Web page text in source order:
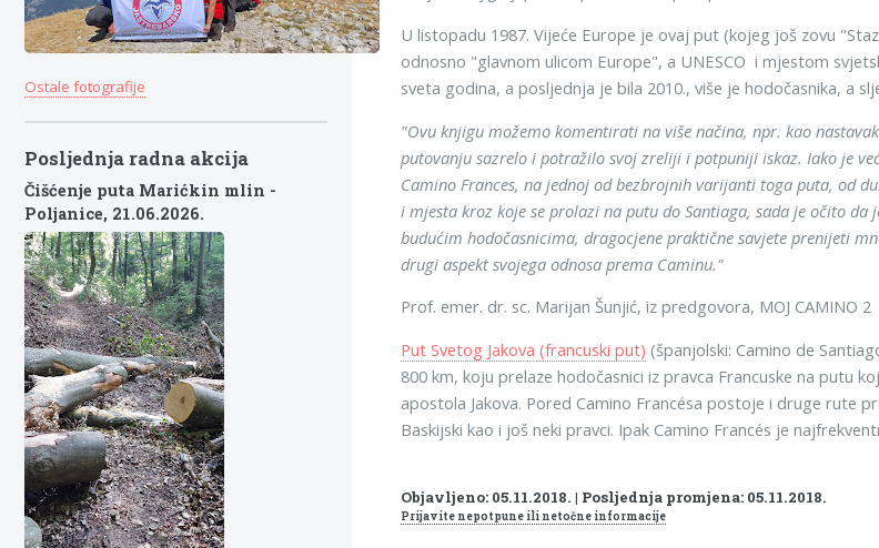
U listopadu 1987. Vijeće Europe je ovaj put (kojeg još zovu
odnosno "glavnom ulicom Europe", a UNESCO i mjestom
sveta godina, a posljednja je bila 2010., više je hodočasnika, a
"Ovu knjigu možemo komentirati na više načina, npr. kao
putovanju sazrelo i potražilo svoj zreliji i potpuniji iskaz. Iako je
Camino Frances, na jednoj od bezbrojnih varijanti toga puta, od
i mjesta kroz koje se prolazi na putu do Santiaga, sada je očito
budućim hodočasnicima, dragocjene praktične savjete prenijeti
drugi aspekt svojega odnosa prema Caminu."
Prof. emer. dr. sc. Marijan Šunjić, iz predgovora, MOJ CAMINO 2
Put Svetog Jakova (francuski put) (španjolski: Camino de
800 km, koju prelaze hodočasnici iz pravca Francuske na putu
apostola Jakova. Pored Camino Francésa postoje i druge rute
Baskijski kao i još neki pravci. Ipak Camino Francés je
Objavljeno: 05.11.2018. | Posljednja promjena: 05.11.2018.
Prijavite nepotpune ili netočne informacije
Ostale fotografije
Posljednja radna akcija
Čišćenje puta Marićkin mlin -
Poljanice, 21.06.2026.